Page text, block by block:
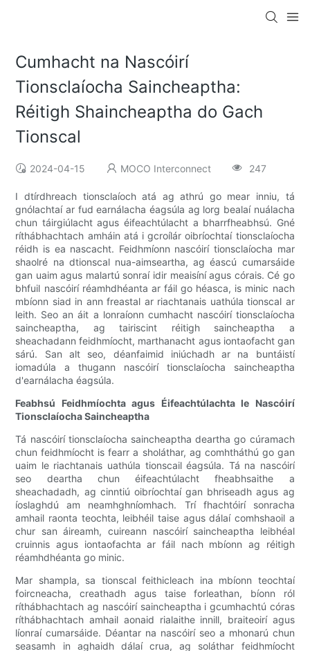
Cumhacht na Nascóirí
Tionsclaíocha Saincheaptha:
Réitigh Shaincheaptha do Gach
Tionscal
2024-04-15 MOCO Interconnect 247
I dtírdhreach tionsclaíoch atá ag athrú go mear inniu, tá
gnólachtaí ar fud earnálacha éagsúla ag lorg bealaí nuálacha
chun táirgiúlacht agus éifeachtúlacht a bharrfheabhsú. Gné
ríthábhachtach amháin atá i gcroílár oibríochtaí tionsclaíocha
réidh is ea nascacht. Feidhmíonn nascóirí tionsclaíocha mar
shaolré na dtionscal nua-aimseartha, ag éascú cumarsáide
gan uaim agus malartú sonraí idir meaisíní agus córais. Cé go
bhfuil nascóirí réamhdhéanta ar fáil go héasca, is minic nach
mbíonn siad in ann freastal ar riachtanais uathúla tionscal ar
leith. Seo an áit a lonraíonn cumhacht nascóirí tionsclaíocha
saincheaptha, ag tairiscint réitigh saincheaptha a
sheachadann feidhmíocht, marthanacht agus iontaofacht gan
sárú. San alt seo, déanfaimid iniúchadh ar na buntáistí
iomadúla a thugann nascóirí tionsclaíocha saincheaptha
d'earnálacha éagsúla.
Feabhsú Feidhmíochta agus Éifeachtúlachta le Nascóirí
Tionsclaíocha Saincheaptha
Tá nascóirí tionsclaíocha saincheaptha deartha go cúramach
chun feidhmíocht is fearr a sholáthar, ag comhtháthú go gan
uaim le riachtanais uathúla tionscail éagsúla. Tá na nascóirí
seo deartha chun éifeachtúlacht fheabhsaithe a
sheachadadh, ag cinntiú oibríochtaí gan bhriseadh agus ag
íoslaghdú am neamhghníomhach. Trí fhachtóirí sonracha
amhail raonta teochta, leibhéil taise agus dálaí comhshaoil ​​​​a
chur san áireamh, cuireann nascóirí saincheaptha leibhéal
cruinnis agus iontaofachta ar fáil nach mbíonn ag réitigh
réamhdhéanta go minic.
Mar shampla, sa tionscal feithicleach ina mbíonn teochtaí
foircneacha, creathadh agus taise forleathan, bíonn ról
ríthábhachtach ag nascóirí saincheaptha i gcumhachtú córas
ríthábhachtach amhail aonaid rialaithe innill, braiteoirí agus
líonraí cumarsáide. Déantar na nascóirí seo a mhonarú chun
seasamh in aghaidh dálaí crua, ag soláthar feidhmíocht